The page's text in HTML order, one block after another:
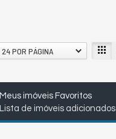
24 POR PÁGINA
Meus imóveis Favoritos
Lista de imóveis adicionados